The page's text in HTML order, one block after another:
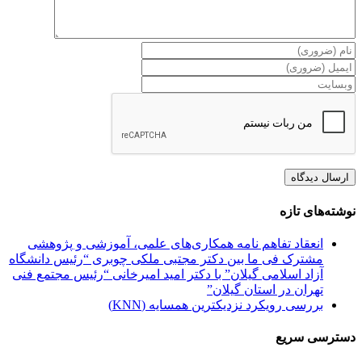
نوشته‌های تازه
انعقاد تفاهم نامه همکاری‌های علمی، آموزشی و پژوهشی
مشترک فی ما بین دکتر مجتبی ملکی چوبری “رئیس دانشگاه
آزاد اسلامی گیلان” با دکتر امید امیرخانی “رئیس مجتمع فنی
تهران در استان گیلان”
بررسی رویکرد نزدیکترین همسایه (KNN)
دسترسی سریع